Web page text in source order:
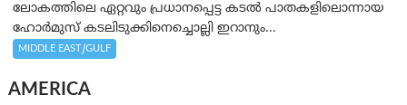
ലോകത്തിലെ ഏറ്റവും പ്രധാനപ്പെട്ട കടൽ പാതകളിലൊന്നായ
ഹോർമുസ് കടലിടുക്കിനെച്ചൊല്ലി ഇറാനും...
MIDDLE EAST/GULF
AMERICA